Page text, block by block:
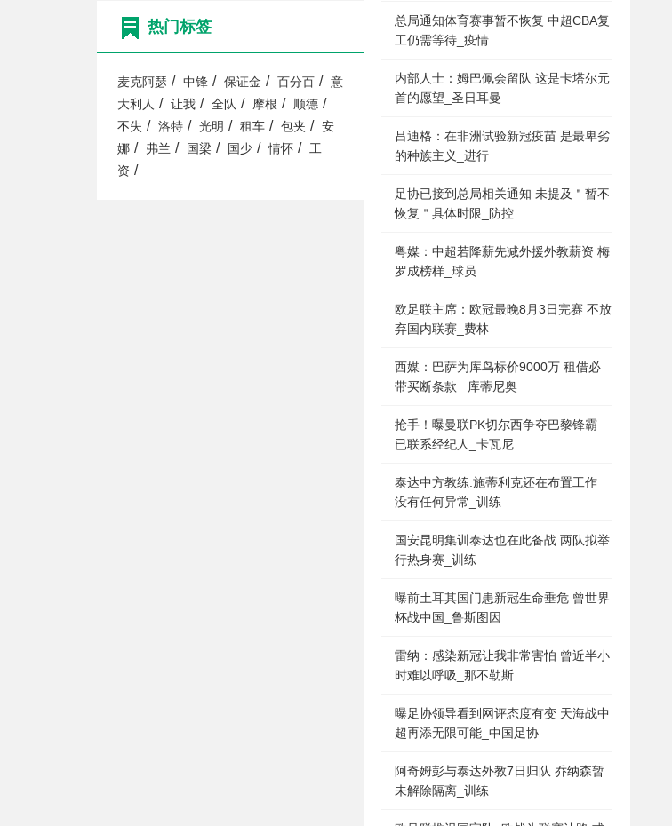
总局通知体育赛事暂不恢复 中超CBA复
工仍需等待_疫情
内部人士：姆巴佩会留队 这是卡塔尔元
首的愿望_圣日耳曼
吕迪格：在非洲试验新冠疫苗 是最卑劣
的种族主义_进行
足协已接到总局相关通知 未提及＂暂不
恢复＂具体时限_防控
粤媒：中超若降薪先减外援外教薪资 梅
罗成榜样_球员
欧足联主席：欧冠最晚8月3日完赛 不放
弃国内联赛_费林
西媒：巴萨为库鸟标价9000万 租借必
带买断条款 _库蒂尼奥
抢手！曝曼联PK切尔西争夺巴黎锋霸
已联系经纪人_卡瓦尼
泰达中方教练:施蒂利克还在布置工作
没有任何异常_训练
国安昆明集训泰达也在此备战 两队拟举
行热身赛_训练
曝前土耳其国门患新冠生命垂危 曾世界
杯战中国_鲁斯图因
雷纳：感染新冠让我非常害怕 曾近半小
时难以呼吸_那不勒斯
曝足协领导看到网评态度有变 天海战中
超再添无限可能_中国足协
阿奇姆彭与泰达外教7日归队 乔纳森暂
未解除隔离_训练
热门标签
麦克阿瑟 / 中锋 / 保证金 / 百分百 /
意
大利人 / 让我 / 全队 / 摩根 / 顺德 /
不失 / 洛特 / 光明 / 租车 / 包夹 /
安
娜 / 弗兰 / 国梁 / 国少 / 情怀 /
工
资 /